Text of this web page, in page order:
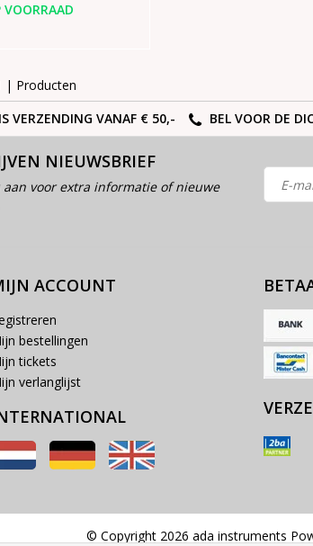
VOORRAAD
| Producten
VERZENDING VANAF € 50,-
BEL VOOR DE
NIEUWSBRIEF
voor extra informatie of nieuwe
ACCOUNT
bestellingen
tickets
verlanglijst
© Copyright 2026 ada instruments